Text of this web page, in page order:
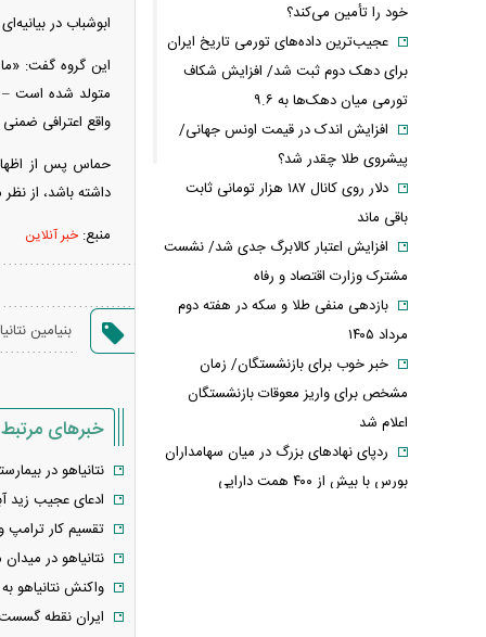
ابوشباب در
این گروه گفت:
متولد شده است –
واقع اعترافی
حماس پس از
داشته باشد، از
منبع: خبر آنلاین
بنیامین
خبرهای مرتبط
نتانیاهو در
ادعای عجیب زید
تقسیم کار ترامپ و
نتانیاهو در
واکنش نتانیاهو
ایران نقطه
خود را تأمین می‌کند؟
عجیب‌ترین داده‌های تورمی تاریخ ایران
برای دهک دوم ثبت شد/ افزایش شکاف
تورمی میان دهک‌ها به ۹.۶
افزایش اندک در قیمت اونس جهانی/
پیشروی طلا چقدر شد؟
دلار روی کانال ۱۸۷ هزار تومانی ثابت
باقی ماند
افزایش اعتبار کالابرگ جدی شد/ نشست
مشترک وزارت اقتصاد و رفاه
بازدهی منفی طلا و سکه در هفته دوم
مرداد ۱۴۰۵
خبر خوب برای بازنشستگان/ زمان
مشخص برای واریز معوقات بازنشستگان
اعلام شد
ردپای نهاد‌های بزرگ در میان سهامداران
بورس با بیش از ۴۰۰ همت دارایی